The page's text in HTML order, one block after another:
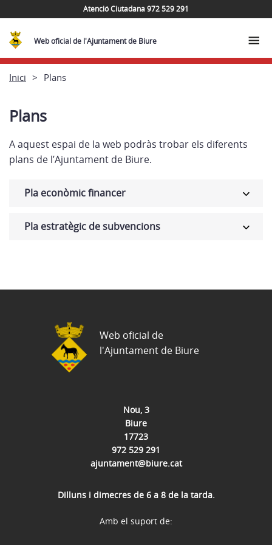
Atenció Ciutadana 972 529 291
Web oficial de l'Ajuntament de Biure
Inici Plans
Plans
A aquest espai de la web podràs trobar els diferents
plans de l’Ajuntament de Biure.
Pla econòmic financer
Pla estratègic de subvencions
Nou, 3
Biure
17723
972 529 291
ajuntament@biure.cat
Dilluns i dimecres de 6 a 8 de la tarda.
Web oficial de
l'Ajuntament de Biure
Amb el suport de: